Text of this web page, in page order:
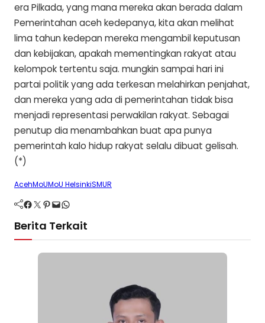
era Pilkada, yang mana mereka akan berada dalam
Pemerintahan aceh kedepanya, kita akan melihat
lima tahun kedepan mereka mengambil keputusan
dan kebijakan, apakah mementingkan rakyat atau
kelompok tertentu saja. mungkin sampai hari ini
partai politik yang ada terkesan melahirkan penjahat,
dan mereka yang ada di pemerintahan tidak bisa
menjadi representasi perwakilan rakyat. Sebagai
penutup dia menambahkan buat apa punya
pemerintah kalo hidup rakyat selalu dibuat gelisah.
(*)
AcehMoUMoU HelsinkiSMUR
Facebook Twitter Pinterest Mail WhatsApp
Berita Terkait